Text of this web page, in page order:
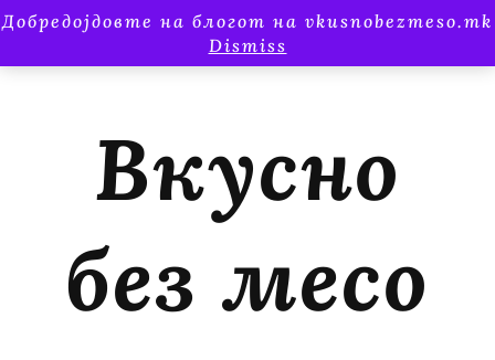
Добредојдовте на блогот на vkusnobezmeso.mk
Dismiss
Вкусно
без месо